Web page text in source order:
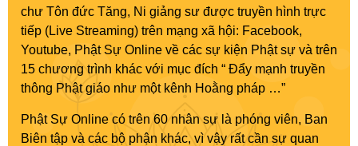
chư Tôn đức Tăng, Ni giảng sư được truyền hình trực
tiếp (Live Streaming) trên mạng xã hội: Facebook,
Youtube, Phật Sự Online về các sự kiện Phật sự và trên
15 chương trình khác với mục đích “ Đẩy mạnh truyền
thông Phật giáo như một kênh Hoằng pháp …”
Phật Sự Online có trên 60 nhân sự là phóng viên, Ban
Biên tập và các bộ phận khác, vì vậy rất cần sự quan